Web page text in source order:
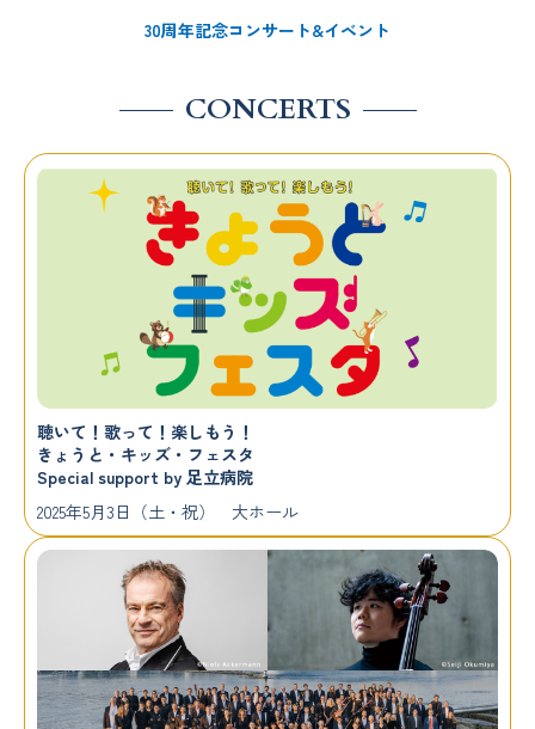
京都コンサートホール館内さんぽの情報を更新しま
2025.07.01
記念コンサート2公演を追加しました。
2025.07.01
主催事業アーカイヴが公開されました。
GOODS情報を更新しました！
2025.04.01
GOODS情報を公開しました！
2025.04.01
京都コンサートホール 開館30周年記念 特設サイト
がOPENしました
30周年記念コンサート&イベント
CONCERTS
聴いて！歌って！楽しもう！
きょうと・キッズ・フェスタ
Special support by 足立病院
2025年5月3日（土・祝） 大ホール